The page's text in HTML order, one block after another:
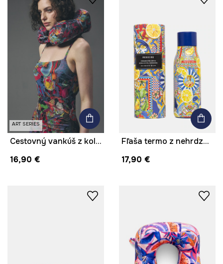
ART SERIES
Cestovný vankúš z kolekcie Tattoo Art by Tuan Nguyen
16,90 €
Fľaša termo z nehrdzavejúcej ocele 500 ml
17,90 €